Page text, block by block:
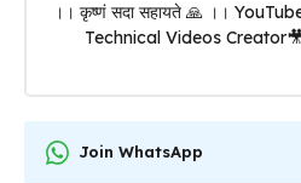
।। कृष्णं सदा सहायते 🙏 ।।
Technical Videos
Join WhatsApp